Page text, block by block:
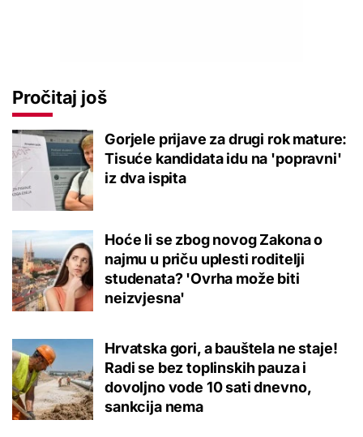
Pročitaj još
Gorjele prijave za drugi rok mature:
Tisuće kandidata idu na 'popravni'
iz dva ispita
Hoće li se zbog novog Zakona o
najmu u priču uplesti roditelji
studenata? 'Ovrha može biti
neizvjesna'
Hrvatska gori, a bauštela ne staje!
Radi se bez toplinskih pauza i
dovoljno vode 10 sati dnevno,
sankcija nema